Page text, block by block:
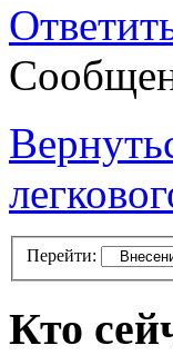
Перейти:
Кто